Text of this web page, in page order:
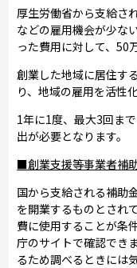
厚生労働省から支給さ
などの雇用機会が少な
った費用に対して、50
創業した地域に居住す
り、地域の雇用を活性
1年に1度、最大3回ま
出が必要となります。
■創業支援等事業者補
国から支給される補助
を開業するものとされ
費に使用することが条
庁のサイトで確認でき
るため調べるときには